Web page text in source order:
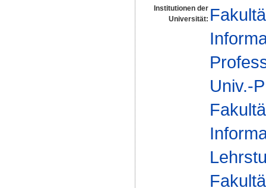
Institutionen der
Universität:
Univ.-